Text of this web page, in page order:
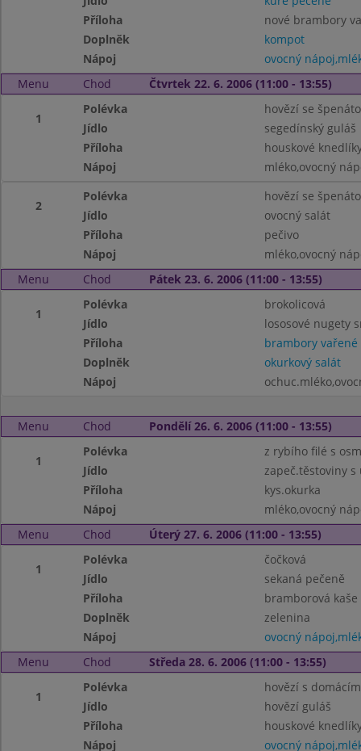
Příloha
nové brambory
Doplněk
kompot
Nápoj
ovocný
Menu
Chod Čtvrtek 22. 6. 2006 (11:00 - 13:55)
1
Polévka
hovězí se
Jídlo
segedínský guláš
Příloha
houskové
Nápoj
mléko,ovocný
2
Polévka
hovězí se
Jídlo
ovocný salát
Příloha
pečivo
Nápoj
mléko,ovocný
Menu
Chod Pátek 23. 6. 2006 (11:00 - 13:55)
1
Polévka
brokolicová
Jídlo
lososové nugety
Příloha
brambory vařené
Doplněk
okurkový salát
Nápoj
Menu Chod Pondělí 26. 6. 2006 (11:00 - 13:55)
1
Polévka
z rybího filé s
Jídlo
zapeč.těstoviny s
Příloha
kys.okurka
Nápoj
mléko,ovocný
Menu
Chod Úterý 27. 6. 2006 (11:00 - 13:55)
1
Polévka
čočková
Jídlo
sekaná pečeně
Příloha
bramborová kaše
Doplněk
zelenina
Nápoj
ovocný
Menu
Chod Středa 28. 6. 2006 (11:00 - 13:55)
1
Polévka
hovězí s
Jídlo
hovězí guláš
Příloha
houskové
Nápoj
ovocný